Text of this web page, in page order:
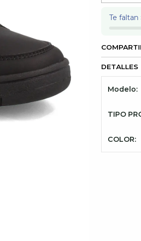
Te faltan
DETALLES
Modelo:
TIPO
COLOR: